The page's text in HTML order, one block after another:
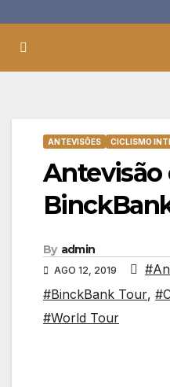
ANTEVISÕES CICLISMO
Antevisão
By admin
AGO 12, 2019
#BinckBank Tour,
#World Tour